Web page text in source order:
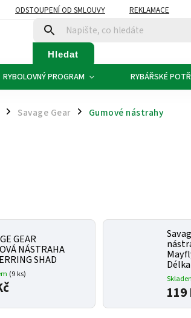
ODSTOUPENÍ OD SMLOUVY REKLAMACE
Hledat
RYBOLOVNÝ PROGRAM RYBÁŘSKÉ
/ Savage Gear / Gumové nástrahy
GEAR
NÁSTRAHA
SHAD
(9 ks)
119